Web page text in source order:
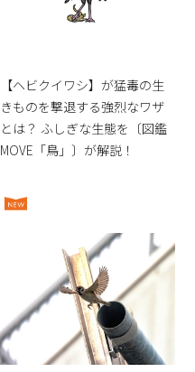
【ヘビクイワシ】が猛毒の生
きものを撃退する強烈なワザ
とは？ ふしぎな生態を〔図鑑
MOVE「鳥」〕が解説！